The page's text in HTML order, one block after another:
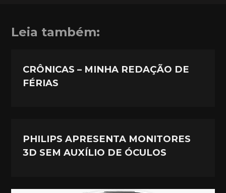
Leia também:
CRÔNICAS – MINHA REDAÇÃO DE
FÉRIAS
PHILIPS APRESENTA MONITORES
3D SEM AUXÍLIO DE ÓCULOS